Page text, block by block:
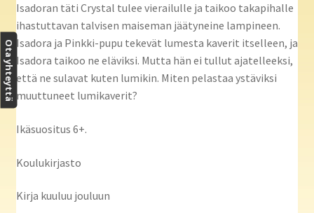
Isadoran täti Crystal tulee vierailulle ja taikoo takapihalle
ihastuttavan talvisen maiseman jäätyneine lampineen.
Isadora ja Pinkki-pupu tekevät lumesta kaverit itselleen, ja
Isadora taikoo ne eläviksi. Mutta hän ei tullut ajatelleeksi,
että ne sulavat kuten lumikin. Miten pelastaa ystäviksi
muuttuneet lumikaverit?
Ikäsuositus 6+.
Koulukirjasto
Kirja kuuluu jouluun
Ota yhteyttä